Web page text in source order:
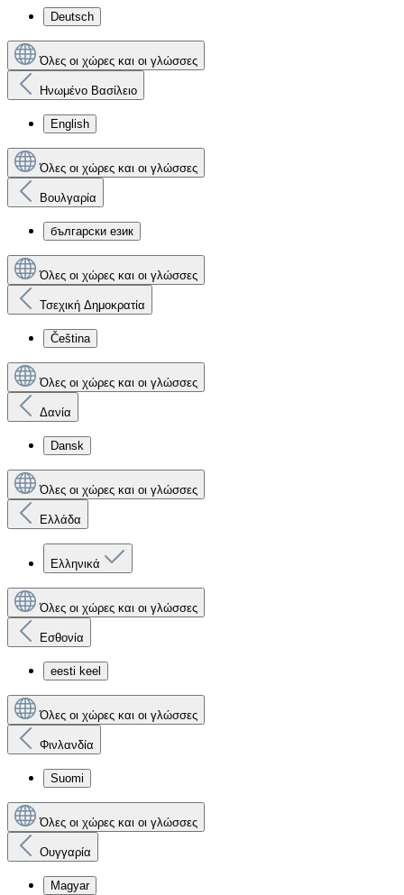
Deutsch
Όλες οι χώρες και οι γλώσσες
Ηνωμένο Βασίλειο
English
Όλες οι χώρες και οι γλώσσες
Βουλγαρία
български език
Όλες οι χώρες και οι γλώσσες
Τσεχική Δημοκρατία
Čeština
Όλες οι χώρες και οι γλώσσες
Δανία
Dansk
Όλες οι χώρες και οι γλώσσες
Ελλάδα
Ελληνικά
Όλες οι χώρες και οι γλώσσες
Εσθονία
eesti keel
Όλες οι χώρες και οι γλώσσες
Φινλανδία
Suomi
Όλες οι χώρες και οι γλώσσες
Ουγγαρία
Magyar